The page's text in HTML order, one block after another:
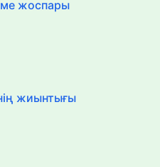
жоспары
жиынтығы